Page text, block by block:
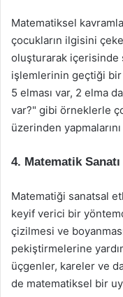
Matematiksel
çocukların ilgisini
oluşturarak içerisinde
işlemlerinin geçtiği bir
5 elması var, 2 elma
var?" gibi örneklerle
üzerinden
4. Matematik Sanatı
Matematiği sanatsal
keyif verici bir
çizilmesi ve
pekiştirmelerine
üçgenler, kareler ve
de matematiksel bir